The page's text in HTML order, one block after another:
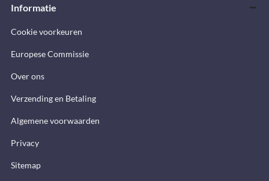
Informatie
Cookie voorkeuren
Europese Commissie
Over ons
Verzending en Betaling
Algemene voorwaarden
Privacy
Sitemap